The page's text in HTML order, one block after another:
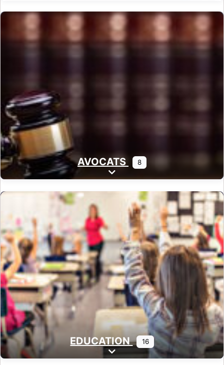
AVOCATS 8
Expand sub-categories
EDUCATION 16
Expand sub-categories